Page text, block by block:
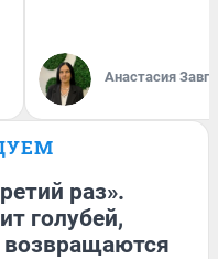
Анастасия
раз».
голубей,
возвращаются